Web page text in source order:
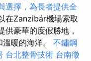
選擇，為長者提供全
在Zanzibár機場索取
豪華的度假勝地，
暖的海洋。 不鏽鋼
台北整骨技術 台南徵